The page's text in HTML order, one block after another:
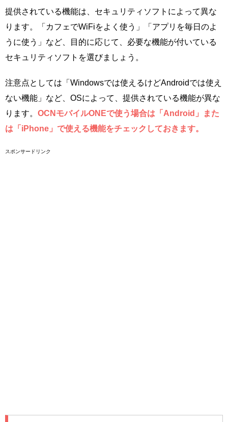
提供されている機能は、セキュリティソフトによって異な
ります。「カフェでWiFiをよく使う」「アプリを毎日のよ
うに使う」など、目的に応じて、必要な機能が付いている
セキュリティソフトを選びましょう。
注意点としては「Windowsでは使えるけどAndroidでは使え
ない機能」など、OSによって、提供されている機能が異な
ります。 OCNモバイルONEで使う場合は「Android」また
は「iPhone」で使える機能をチェックしておきます。
スポンサードリンク